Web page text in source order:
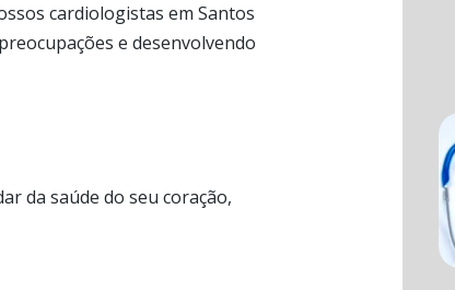
cardiologistas em Santos
e desenvolvendo
da saúde do seu coração,